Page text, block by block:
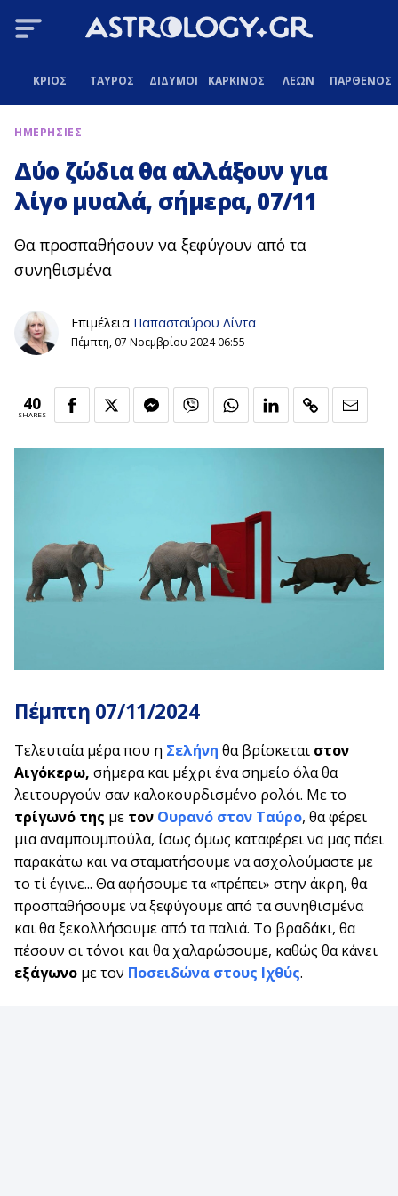
ΚΡΙΟΣ ΤΑΥΡΟΣ ΔΙΔΥΜΟΙ ΚΑΡΚΙΝΟΣ ΛΕΩΝ ΠΑΡΘΕΝΟΣ
ΗΜΕΡΗΣΙΕΣ
Δύο ζώδια θα αλλάξουν για
λίγο μυαλά, σήμερα, 07/11
Θα προσπαθήσουν να ξεφύγουν από τα
συνηθισμένα
Επιμέλεια Παπασταύρου Λίντα
Πέμπτη, 07 Νοεμβρίου 2024 06:55
40
SHARES
Πέμπτη 07/11/2024
Τελευταία μέρα που η Σελήνη θα βρίσκεται στον
Αιγόκερω, σήμερα και μέχρι ένα σημείο όλα θα
λειτουργούν σαν καλοκουρδισμένο ρολόι. Με το
τρίγωνό της με τον Ουρανό στον Ταύρο, θα φέρει
μια αναμπουμπούλα, ίσως όμως καταφέρει να μας πάει
παρακάτω και να σταματήσουμε να ασχολούμαστε με
το τί έγινε... Θα αφήσουμε τα «πρέπει» στην άκρη, θα
προσπαθήσουμε να ξεφύγουμε από τα συνηθισμένα
και θα ξεκολλήσουμε από τα παλιά. Το βραδάκι, θα
πέσουν οι τόνοι και θα χαλαρώσουμε, καθώς θα κάνει
εξάγωνο με τον Ποσειδώνα στους Ιχθύς.